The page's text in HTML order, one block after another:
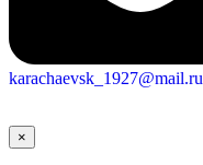
karachaevsk_1927@mail.ru
×